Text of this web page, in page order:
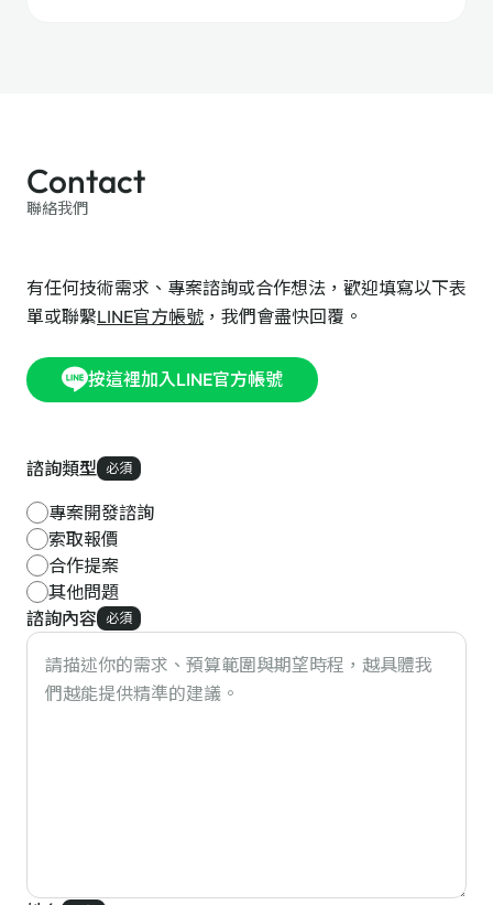
Contact
聯絡我們
有任何技術需求、專案諮詢或合作想法，歡迎填寫以下表
單或聯繫LINE官方帳號 ，我們會盡快回覆。
按這裡加入LINE官方帳號
諮詢類型 必須
專案開發諮詢
索取報價
合作提案
其他問題
諮詢內容 必須